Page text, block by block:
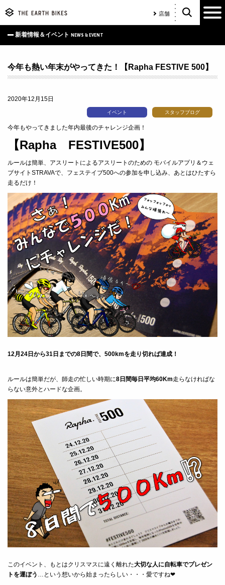
店舗
新着情報＆イベント NEWS & EVENT
今年も熱い年末がやってきた！【Rapha FESTIVE 500】
2020年12月15日
イベント スタッフブログ
今年もやってきました年内最後のチャレンジ企画！
【Rapha FESTIVE500】
ルールは簡単、 アスリートによるアスリートのための モバイルアプリ＆ウェ
ブサイト STRAVAで、フェステイブ500への参加を申し込み、あとはひたすら
走るだけ！
12月24日から31日までの8日間で、500kmを走り切れば達成！
ルールは簡単だが、師走の忙しい時期に8日間毎日平均60Km走らなければな
らない意外とハードな企画。
このイベント、もとはクリスマスに遠く離れた大切な人に自転車でプレゼン
トを運ぼう …という想いから始まったらしい・・・愛ですね❤